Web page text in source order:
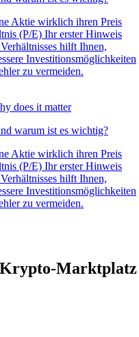
Aktie wirklich ihren Preis
(P/E) Ihr erster Hinweis
hilft Ihnen,
Investitionsmöglichkeiten
zu vermeiden.
warum ist es wichtig?
Aktie wirklich ihren Preis
(P/E) Ihr erster Hinweis
hilft Ihnen,
Investitionsmöglichkeiten
zu vermeiden.
Marktplatz